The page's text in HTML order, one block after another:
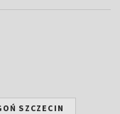
SZCZECIN